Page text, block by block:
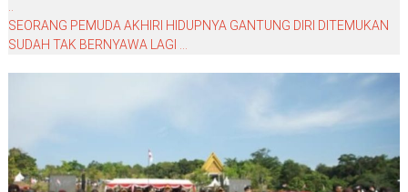
SEORANG PEMUDA AKHIRI HIDUPNYA GANTUNG DIRI DITEMUKAN
SUDAH TAK BERNYAWA LAGI …